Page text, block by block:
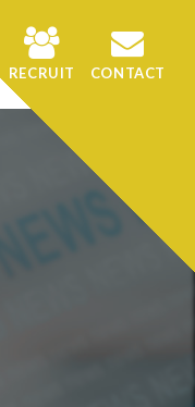
RECRUIT CONTACT